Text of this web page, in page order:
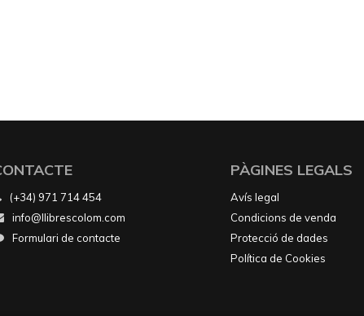
(+34) 971 714 454
info@llibrescolom.com
Formulari de contacte
PÀGINES LEGALS
Avís legal
Condicions de venda
Protecció de dades
Política de Cookies